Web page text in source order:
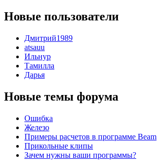
Новые пользователи
Дмитрий1989
atsauu
Ильнур
Тамилла
Дарья
Новые темы форума
Ошибка
Железо
Примеры расчетов в программе Beam
Прикольные клипы
Зачем нужны ваши программы?